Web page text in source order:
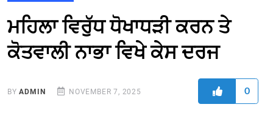
ਮਹਿਲਾ ਵਿਰੁੱਧ ਧੋਖਾਧੜੀ ਕਰਨ ਤੇ
ਕੋਤਵਾਲੀ ਨਾਭਾ ਵਿਖੇ ਕੇਸ ਦਰਜ
BYADMIN NOVEMBER 7, 2025 0